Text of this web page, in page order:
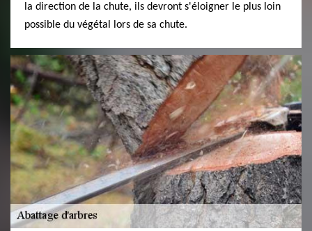
la direction de la chute, ils devront s'éloigner le plus loin
possible du végétal lors de sa chute.